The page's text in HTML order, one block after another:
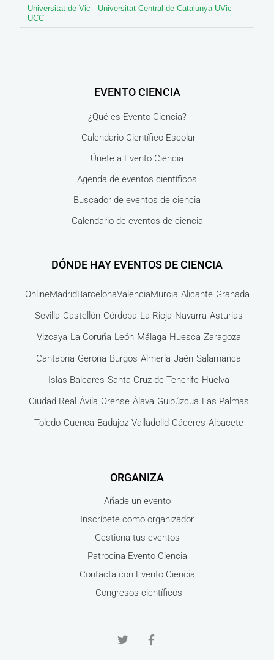
Universitat de Vic - Universitat Central de Catalunya UVic-
UCC
EVENTO CIENCIA
¿Qué es Evento Ciencia?
Calendario Científico Escolar
Únete a Evento Ciencia
Agenda de eventos científicos
Buscador de eventos de ciencia
Calendario de eventos de ciencia
DÓNDE HAY EVENTOS DE CIENCIA
OnlineMadridBarcelonaValenciaMurcia Alicante Granada
Sevilla Castellón Córdoba La Rioja Navarra Asturias
Vizcaya La Coruña León Málaga Huesca Zaragoza
Cantabria Gerona Burgos Almería Jaén Salamanca
Islas Baleares Santa Cruz de Tenerife Huelva
Ciudad Real Ávila Orense Álava Guipúzcua Las Palmas
Toledo Cuenca Badajoz Valladolid Cáceres Albacete
ORGANIZA
Añade un evento
Inscríbete como organizador
Gestiona tus eventos
Patrocina Evento Ciencia
Contacta con Evento Ciencia
Congresos científicos